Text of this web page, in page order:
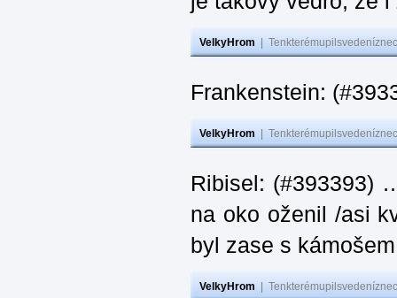
VelkyHrom
Frankenstein:
VelkyHrom
Ribisel: (#393393)
na oko oženil /asi
byl zase s
VelkyHrom